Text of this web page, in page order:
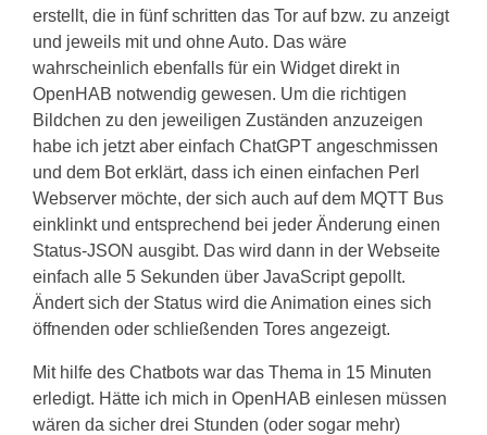
erstellt, die in fünf schritten das Tor auf bzw. zu anzeigt
und jeweils mit und ohne Auto. Das wäre
wahrscheinlich ebenfalls für ein Widget direkt in
OpenHAB notwendig gewesen. Um die richtigen
Bildchen zu den jeweiligen Zuständen anzuzeigen
habe ich jetzt aber einfach ChatGPT angeschmissen
und dem Bot erklärt, dass ich einen einfachen Perl
Webserver möchte, der sich auch auf dem MQTT Bus
einklinkt und entsprechend bei jeder Änderung einen
Status-JSON ausgibt. Das wird dann in der Webseite
einfach alle 5 Sekunden über JavaScript gepollt.
Ändert sich der Status wird die Animation eines sich
öffnenden oder schließenden Tores angezeigt.
Mit hilfe des Chatbots war das Thema in 15 Minuten
erledigt. Hätte ich mich in OpenHAB einlesen müssen
wären da sicher drei Stunden (oder sogar mehr)